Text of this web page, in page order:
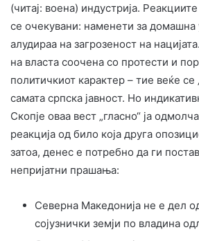
(читај: воена) индустрија.
се очекувани: наменети за домашна
алудираа на загрозеност на
на власта соочена со протести и
политичкиот карактер – тие веќе се
самата српска јавност. Но
Скопје оваа вест „гласно“ ја
реакција од било која друга
затоа, денес е потребно да ги
непријатни прашања:
Северна Македонија не е дел
сојузнички земји по владина